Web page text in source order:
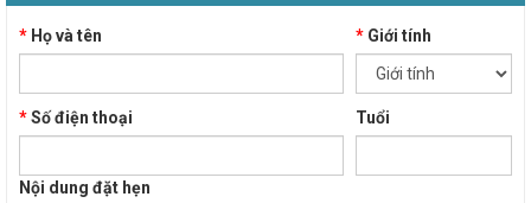
* Họ và tên *Giới tính
*Số điện thoại Tuổi
Nội dung đặt hẹn